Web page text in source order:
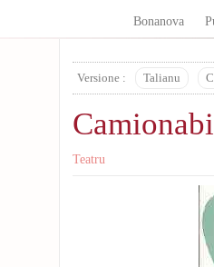
Bonanova
Versione : Talianu
Teatru